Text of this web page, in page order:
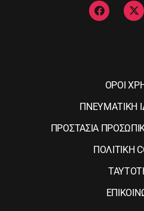
ΟΡΟΙ
ΠΝΕΥΜΑΤΙΚΗ
ΠΡΟΣΤΑΣΙΑ
ΠΟΛΙΤΙΚΗ